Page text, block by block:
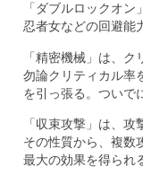
「ダブルロックオ
忍者女などの回避能
「精密機械」は、
勿論クリティカル率
を引っ張る。ついで
「収束攻撃」は、
その性質から、複数
最大の効果を得られ